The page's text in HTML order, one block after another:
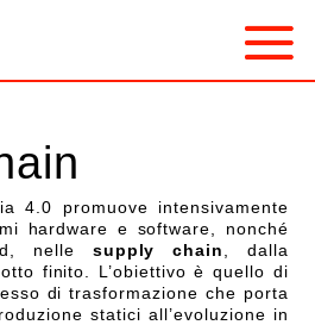
4.0 promuove intensivamente
hardware e software, nonché
nelle supply chain
, dalla
finito. L’obiettivo è quello di
di trasformazione che porta
statici all’evoluzione in